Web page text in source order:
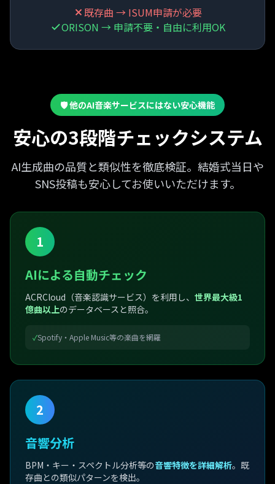
既存曲 → ISUM申請が必要
ORISON → 申請不要・自由に利用OK
🛡️ 他のAI音楽サービスにはない安心機能
安心の3段階チェックシステム
AI生成曲の品質と類似性を徹底検証。 結婚式当日や
SNS投稿も安心してお使いいただけます。
1
AIによる自動チェック
ACRCloud（音楽認識サービス）を利用し、 世界最大級1
億曲以上のデータベースと照合。
✓Spotify・Apple Music等の楽曲を網羅
2
音響分析
BPM・キー・スペクトル分析等の音響特徴を詳細解析。既
存曲との類似パターンを検出。